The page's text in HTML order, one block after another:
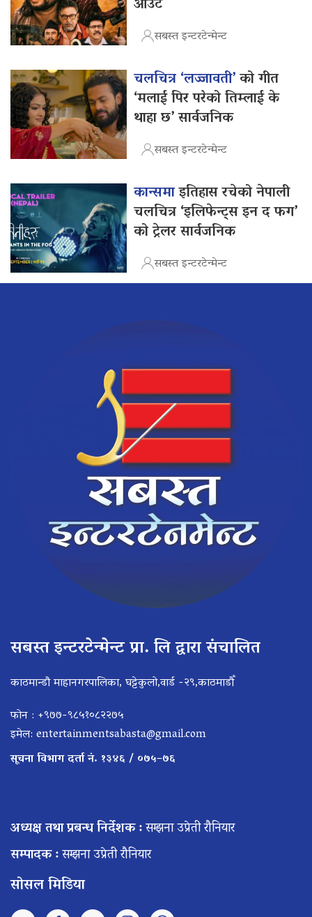
सबस्त इन्टरटेन्मेन्ट
चलचित्र ‘लज्जावती’को गीत
‘मलाई पिर परेको तिम्लाई के
थाहा छ’ सार्वजनिक
सबस्त इन्टरटेन्मेन्ट
कान्समाइतिहास रचेको नेपाली
चलचित्र ‘इलिफेन्ट्स इन द फग’
को ट्रेलर सार्वजनिक
सबस्त इन्टरटेन्मेन्ट
सबस्त इन्टरटेन्मेन्ट प्रा. लि द्वारा संचालित
काठमान्डौ माहानगरपालिका, घट्टेकुलो,वार्ड -२९,काठमाडौँ
फोन : +९७७-९८५१०८२२७५
इमेल: entertainmentsabasta@gmail.com
सूचना विभाग दर्ता नं. १३४६ / ०७५–७६
अध्यक्ष तथा प्रबन्ध निर्देशक :सम्झना उप्रेती रौनियार
सम्पादक :सम्झना उप्रेती रौनियार
सोसल मिडिया